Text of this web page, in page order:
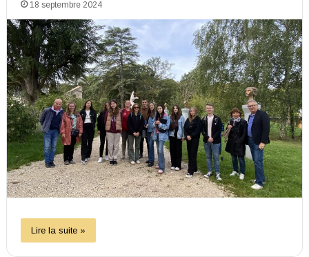
18 septembre 2024
Lire la suite »